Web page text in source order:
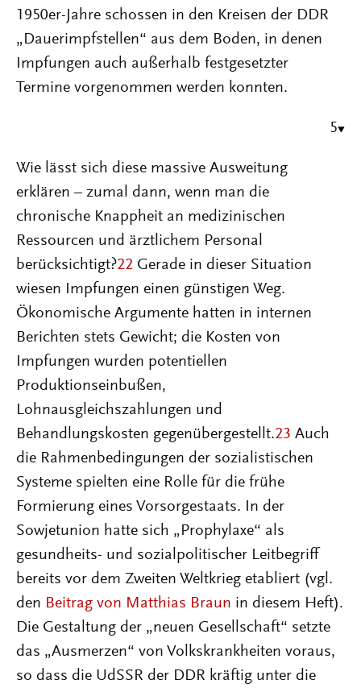
1950er-Jahre schossen in den Kreisen der DDR
„Dauerimpfstellen“ aus dem Boden, in denen
Impfungen auch außerhalb festgesetzter
Termine vorgenommen werden konnten.
5
Wie lässt sich diese massive Ausweitung
erklären – zumal dann, wenn man die
chronische Knappheit an medizinischen
Ressourcen und ärztlichem Personal
berücksichtigt?22 Gerade in dieser Situation
wiesen Impfungen einen günstigen Weg.
Ökonomische Argumente hatten in internen
Berichten stets Gewicht; die Kosten von
Impfungen wurden potentiellen
Produktionseinbußen,
Lohnausgleichszahlungen und
Behandlungskosten gegenübergestellt.23 Auch
die Rahmenbedingungen der sozialistischen
Systeme spielten eine Rolle für die frühe
Formierung eines Vorsorgestaats. In der
Sowjetunion hatte sich „Prophylaxe“ als
gesundheits- und sozialpolitischer Leitbegriff
bereits vor dem Zweiten Weltkrieg etabliert (vgl.
den Beitrag von Matthias Braun in diesem Heft).
Die Gestaltung der „neuen Gesellschaft“ setzte
das „Ausmerzen“ von Volkskrankheiten voraus,
so dass die UdSSR der DDR kräftig unter die